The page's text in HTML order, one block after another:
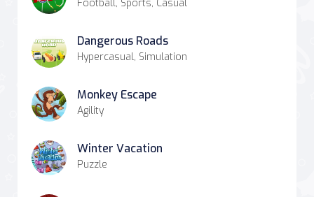
Football, Sports, Casual
Dangerous Roads
Hypercasual, Simulation
Monkey Escape
Agility
Winter Vacation
Puzzle